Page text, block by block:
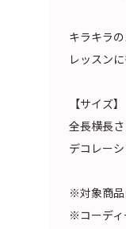
キラキラ
レッスン
【サイズ】
全長横長
デコレー
※対象商品
※コーディ